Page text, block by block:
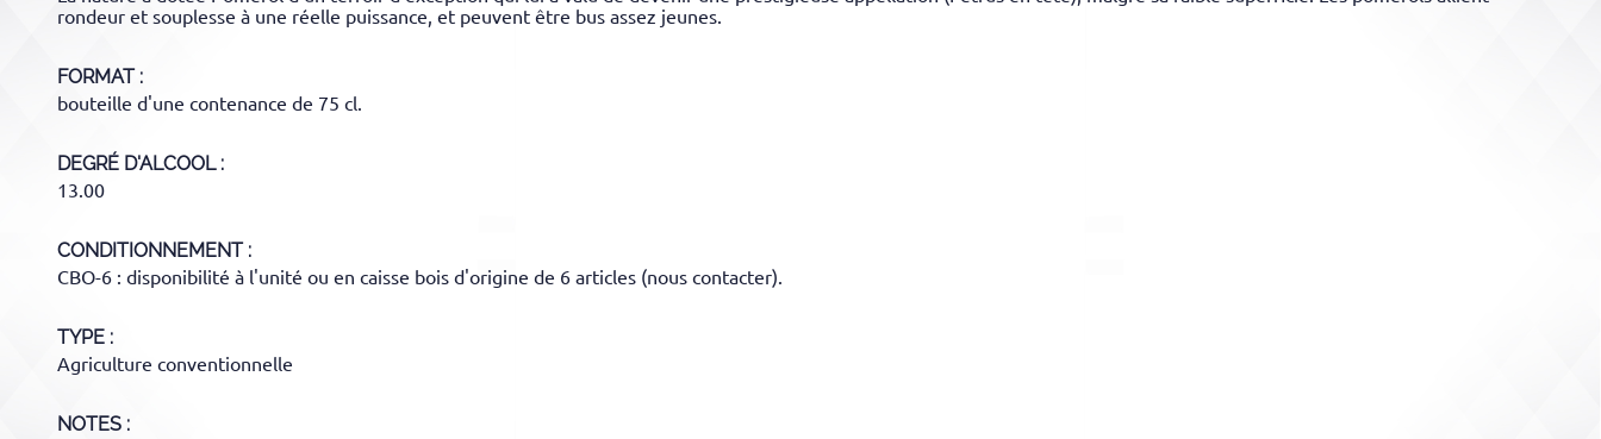
rondeur et souplesse à une réelle puissance, et peuvent être bus assez jeunes.
FORMAT
bouteille d'une contenance de 75 cl.
DEGRÉ D'ALCOOL
13.00
CONDITIONNEMENT
CBO-6 : disponibilité à l'unité ou en caisse bois d'origine de 6 articles (nous contacter).
TYPE
Agriculture conventionnelle
NOTES :